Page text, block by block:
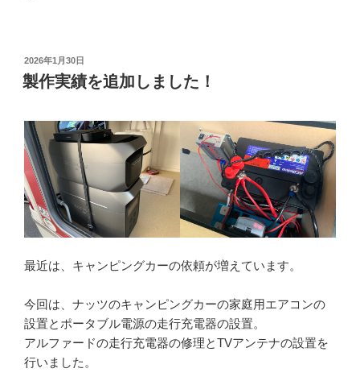
中…
投
稿
日:
2026年1月30日
製作実績を追加しました！
最近は、キャンピングカーの依頼が増えています。
今回は、ナッツのキャンピングカーの家庭用エアコンの
設置とポータブル電源の走行充電器の設置。
アルファードの走行充電器の修理とTVアンテナの設置を
行いました。